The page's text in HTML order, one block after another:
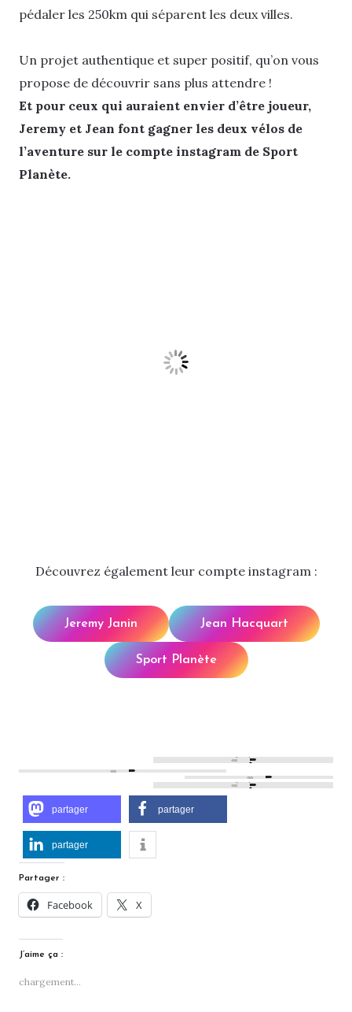
pédaler les 250km qui séparent les deux villes.
Un projet authentique et super positif, qu’on vous
propose de découvrir sans plus attendre !
Et pour ceux qui auraient envier d’être joueur,
Jeremy et Jean font gagner les deux vélos de
l’aventure sur le compte instagram de Sport
Planète.
Découvrez également leur compte instagram :
Jeremy Janin Jean Hacquart
Sport Planète
partager partager
partager
Partager :
Facebook X
J’aime ça :
chargement…